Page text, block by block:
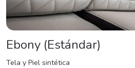
Ebony (Estándar)
Tela y Piel sintética